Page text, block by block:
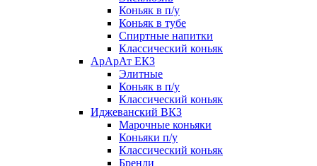
Коньяк в п/у
Коньяк в тубе
Спиртные напитки
Классический коньяк
АрАрАт ЕКЗ
Элитные
Коньяк в п/у
Классический коньяк
Иджеванский ВКЗ
Марочные коньяки
Коньяки п/у
Классический коньяк
Бренди